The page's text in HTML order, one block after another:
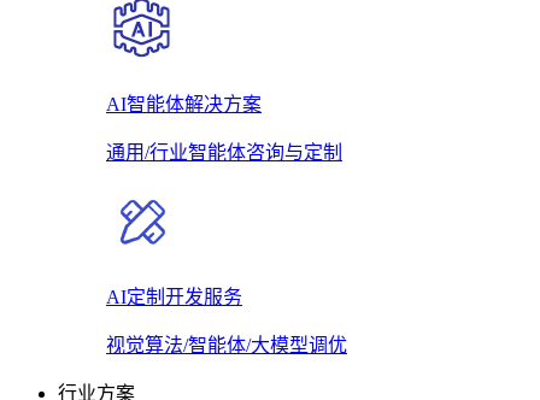
AI智能体解决方案
通用/行业智能体咨询与定制
AI定制开发服务
视觉算法/智能体/大模型调优
行业方案